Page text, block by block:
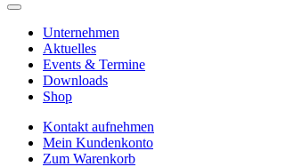
Unternehmen
Aktuelles
Events & Termine
Downloads
Shop
Kontakt aufnehmen
Mein Kundenkonto
Zum Warenkorb